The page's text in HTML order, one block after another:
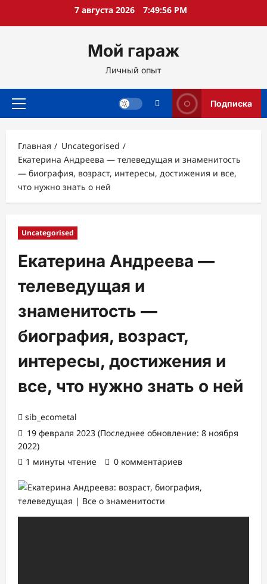
7 августа 2026 7:49:57 PM
Мой гараж
Личный опыт
Основное
Подписка
Главная
Uncategorised
Екатерина Андреева — телеведущая и знаменитость
— биография, возраст, интересы, достижения и все,
что нужно знать о ней
Uncategorised
Екатерина Андреева —
телеведущая и
знаменитость —
биография, возраст,
интересы, достижения и
все, что нужно знать о ней
sib_ecometal
19 февраля 2023 (Последнее обновление: 8 ноября
2022)
1 минуты чтение
0 комментариев